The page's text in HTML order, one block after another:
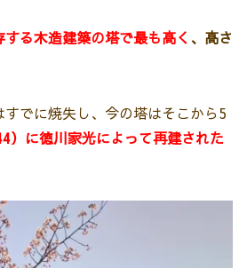
する木造建築の塔で最も高く 、高さ
でに焼失し、今の塔はそこから5
）に徳川家光によって再建された